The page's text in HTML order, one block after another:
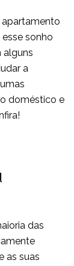
apartamento
sonho
alguns
a
doméstico e
das
as suas